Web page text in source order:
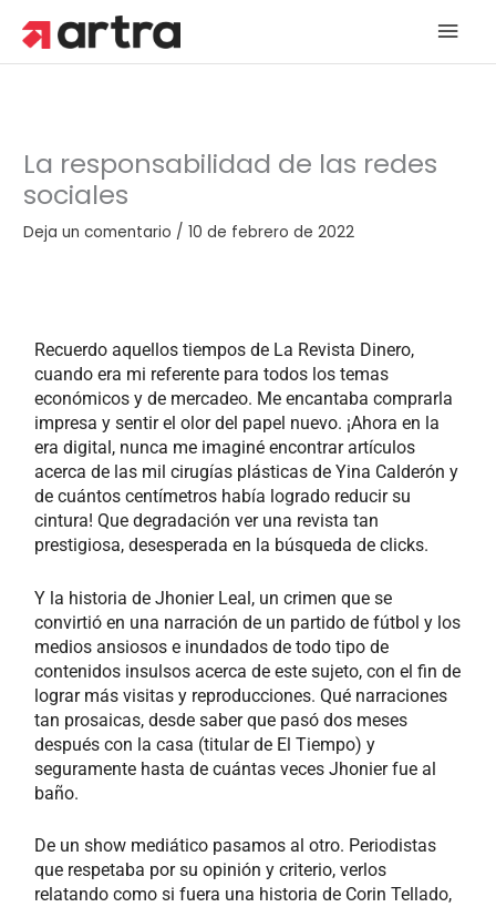
contenido
La responsabilidad de las redes
sociales
Deja un comentario /10 de febrero de 2022
Recuerdo aquellos tiempos de La Revista Dinero,
cuando era mi referente para todos los temas
económicos y de mercadeo. Me encantaba comprarla
impresa y sentir el olor del papel nuevo. ¡Ahora en la
era digital, nunca me imaginé encontrar artículos
acerca de las mil cirugías plásticas de Yina Calderón y
de cuántos centímetros había logrado reducir su
cintura! Que degradación ver una revista tan
prestigiosa, desesperada en la búsqueda de clicks.
Y la historia de Jhonier Leal, un crimen que se
convirtió en una narración de un partido de fútbol y los
medios ansiosos e inundados de todo tipo de
contenidos insulsos acerca de este sujeto, con el fin de
lograr más visitas y reproducciones. Qué narraciones
tan prosaicas, desde saber que pasó dos meses
después con la casa (titular de El Tiempo) y
seguramente hasta de cuántas veces Jhonier fue al
baño.
De un show mediático pasamos al otro. Periodistas
que respetaba por su opinión y criterio, verlos
relatando como si fuera una historia de Corin Tellado,